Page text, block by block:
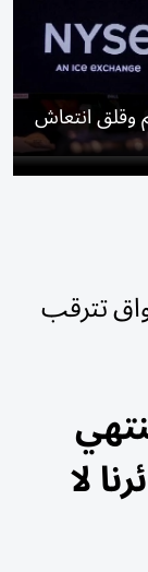
انتعاش
تترقب
لا